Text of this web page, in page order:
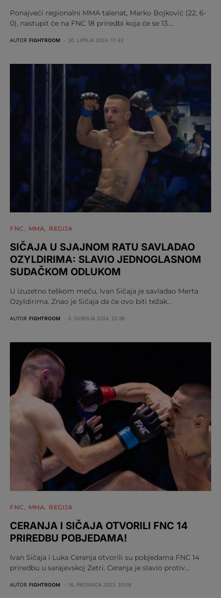
Ponajveći regionalni MMA talenat, Marko Bojković (22, 6-
0), nastupit će na FNC 18 priredbi koja će se 13.…
AUTOR FIGHTROOM 20. LIPNJA 2024. 17:43
FNC MMA REGIJA
SIČAJA U SJAJNOM RATU SAVLADAO
OZYLDIRIMA: SLAVIO JEDNOGLASNOM
SUDAČKOM ODLUKOM
U izuzetno teškom meču, Ivan Sičaja je savladao Merta
Ozyldirima. Znao je Sičaja da će ovo biti težak…
AUTOR FIGHTROOM 5. SVIBNJA 2024. 22:36
FNC MMA REGIJA
CERANJA I SIČAJA OTVORILI FNC 14
PRIREDBU POBJEDAMA!
Ivan Sičaja i Luka Ceranja otvorili su pobjedama FNC 14
priredbu u sarajevskoj Zetri. Ceranja je slavio protiv…
AUTOR FIGHTROOM 16. PROSINCA 2023. 20:09